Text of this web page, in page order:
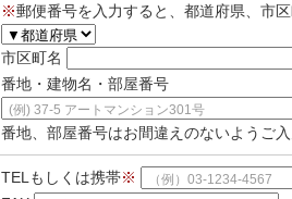
※郵便番号を入力すると、都道府県、市
市区町名
番地・建物名・部屋番号
(例) 37-5 アートマンション301号
番地、部屋番号はお間違えのないようご
TELもしくは携帯※ （例）03-1234-4567